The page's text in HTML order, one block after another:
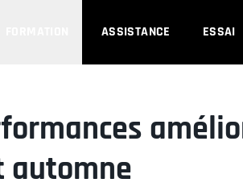
ASSISTANCE ESSAI
automne